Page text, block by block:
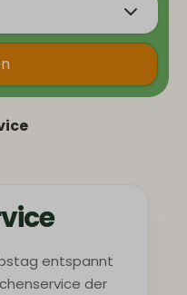
entspannt
der